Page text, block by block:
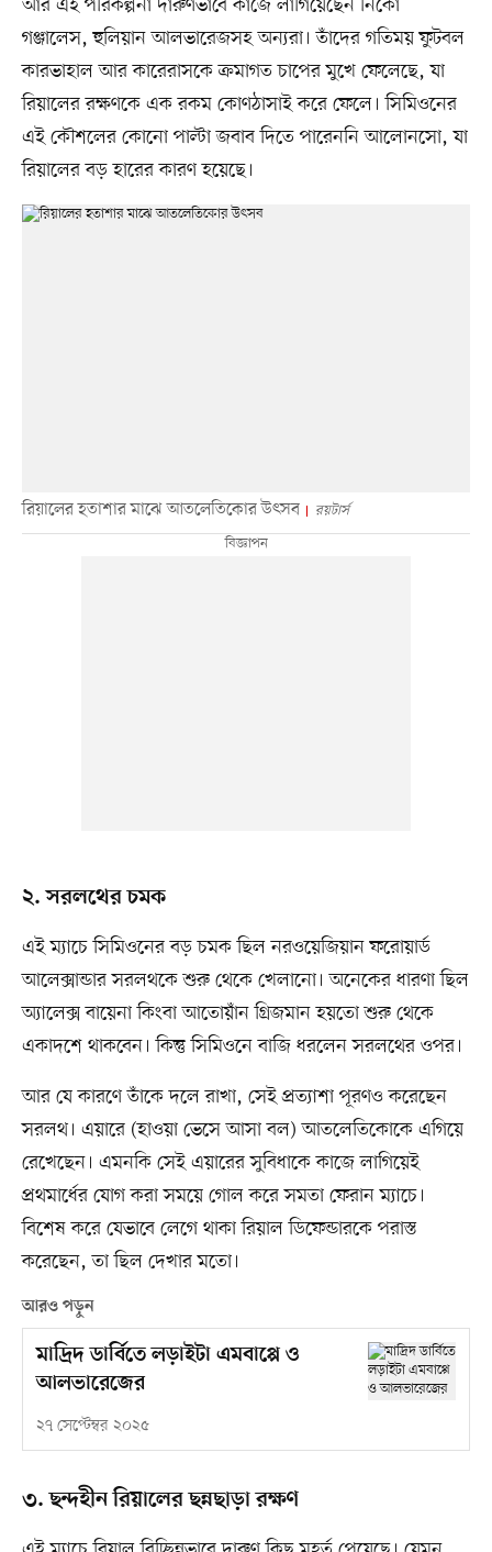
আর এই পরিকল্পনা দারুণভাবে কাজে লাগিয়েছেন নিকো
গঞ্জালেস, হুলিয়ান আলভারেজসহ অন্যরা। তাঁদের গতিময় ফুটবল
কারভাহাল আর কারেরাসকে ক্রমাগত চাপের মুখে ফেলেছে, যা
রিয়ালের রক্ষণকে এক রকম কোণঠাসাই করে ফেলে। সিমিওনের
এই কৌশলের কোনো পাল্টা জবাব দিতে পারেননি আলোনসো, যা
রিয়ালের বড় হারের কারণ হয়েছে।
রিয়ালের হতাশার মাঝে আতলেতিকোর উৎসব রয়টার্স
২. সরলথের চমক
এই ম্যাচে সিমিওনের বড় চমক ছিল নরওয়েজিয়ান ফরোয়ার্ড
আলেক্সান্ডার সরলথকে শুরু থেকে খেলানো। অনেকের ধারণা ছিল
অ্যালেক্স বায়েনা কিংবা আতোয়াঁন গ্রিজমান হয়তো শুরু থেকে
একাদশে থাকবেন। কিন্তু সিমিওনে বাজি ধরলেন সরলথের ওপর।
আর যে কারণে তাঁকে দলে রাখা, সেই প্রত্যাশা পূরণও করেছেন
সরলথ। এয়ারে (হাওয়া ভেসে আসা বল) আতলেতিকোকে এগিয়ে
রেখেছেন। এমনকি সেই এয়ারের সুবিধাকে কাজে লাগিয়েই
প্রথমার্ধের যোগ করা সময়ে গোল করে সমতা ফেরান ম্যাচে।
বিশেষ করে যেভাবে লেগে থাকা রিয়াল ডিফেন্ডারকে পরাস্ত
করেছেন, তা ছিল দেখার মতো।
আরও পড়ুন
মাদ্রিদ ডার্বিতে লড়াইটা এমবাপ্পে ও
আলভারেজের
২৭ সেপ্টেম্বর ২০২৫
৩. ছন্দহীন রিয়ালের ছন্নছাড়া রক্ষণ